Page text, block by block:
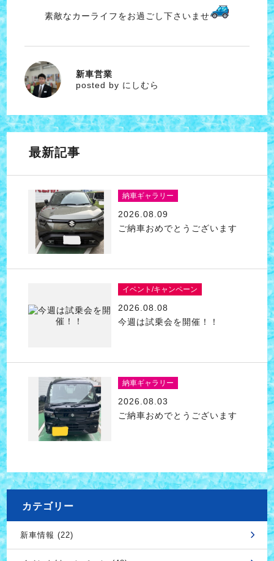
素敵なカーライフをお過ごし下さいませ
にしむら
新車営業
posted by にしむら
最新記事
納車ギャラリー
2026.08.09
ご納車おめでとうございます
イベント/キャンペーン
2026.08.08
今週は試乗会を開催！！
納車ギャラリー
2026.08.03
ご納車おめでとうございます
カテゴリー
新車情報 (22)